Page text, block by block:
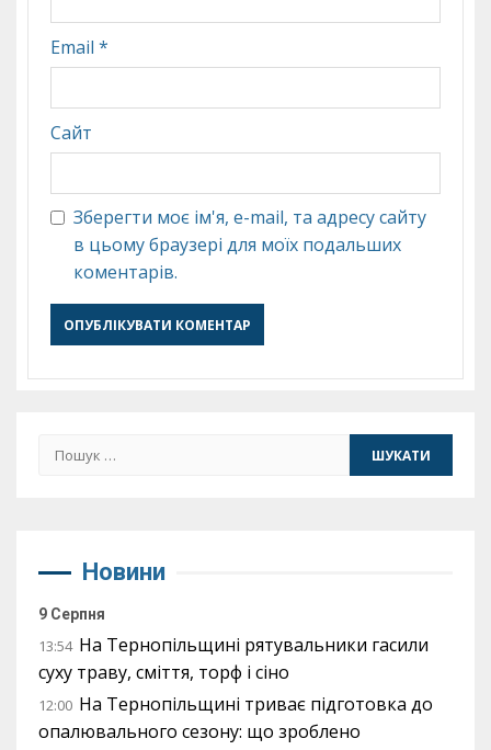
Email *
Сайт
Зберегти моє ім'я, e-mail, та адресу сайту
в цьому браузері для моїх подальших
коментарів.
Пошук:
Новини
9 Серпня
13:54 На Тернопільщині рятувальники гасили
суху траву, сміття, торф і сіно
12:00 На Тернопільщині триває підготовка до
опалювального сезону: що зроблено